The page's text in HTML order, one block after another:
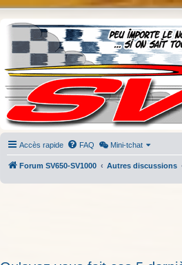
Accès rapide FAQ Mini-tchat
Forum SV650-SV1000 Autres discussions